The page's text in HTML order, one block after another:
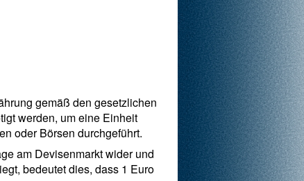
gemäß den gesetzlichen
werden, um eine Einheit
oder Börsen durchgeführt.
am Devisenmarkt wider und
bedeutet dies, dass 1 Euro